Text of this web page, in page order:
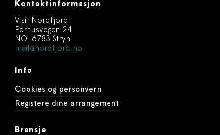
Kontaktinformasjon
Visit Nordfjord
Perhusvegen 24
NO-6783 Stryn
mail@nordfjord.no
Info
Cookies og personvern
Registere dine arrangement
Bransje